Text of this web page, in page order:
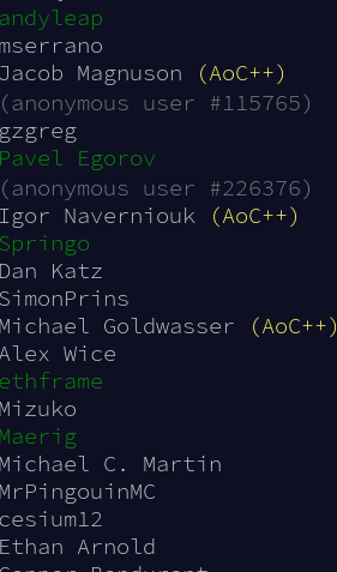
andyleap
mserrano
Jacob Magnuson
(AoC++)
(anonymous user #115765)
gzgreg
Pavel Egorov
(anonymous user #226376)
Igor Naverniouk
(AoC++)
Springo
Dan Katz
SimonPrins
Michael Goldwasser
(AoC++)
Alex Wice
ethframe
Mizuko
Maerig
Michael C. Martin
MrPingouinMC
cesium12
Ethan Arnold